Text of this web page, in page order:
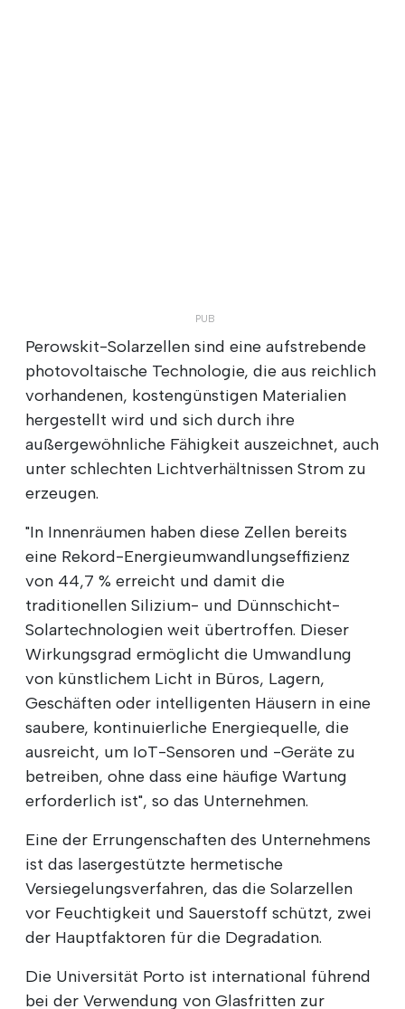
Perowskit-Solarzellen sind eine aufstrebende
photovoltaische Technologie, die aus reichlich
vorhandenen, kostengünstigen Materialien
hergestellt wird und sich durch ihre
außergewöhnliche Fähigkeit auszeichnet, auch
unter schlechten Lichtverhältnissen Strom zu
erzeugen.
"In Innenräumen haben diese Zellen bereits
eine Rekord-Energieumwandlungseffizienz
von 44,7 % erreicht und damit die
traditionellen Silizium- und Dünnschicht-
Solartechnologien weit übertroffen. Dieser
Wirkungsgrad ermöglicht die Umwandlung
von künstlichem Licht in Büros, Lagern,
Geschäften oder intelligenten Häusern in eine
saubere, kontinuierliche Energiequelle, die
ausreicht, um IoT-Sensoren und -Geräte zu
betreiben, ohne dass eine häufige Wartung
erforderlich ist", so das Unternehmen.
Eine der Errungenschaften des Unternehmens
ist das lasergestützte hermetische
Versiegelungsverfahren, das die Solarzellen
vor Feuchtigkeit und Sauerstoff schützt, zwei
der Hauptfaktoren für die Degradation.
Die Universität Porto ist international führend
bei der Verwendung von Glasfritten zur